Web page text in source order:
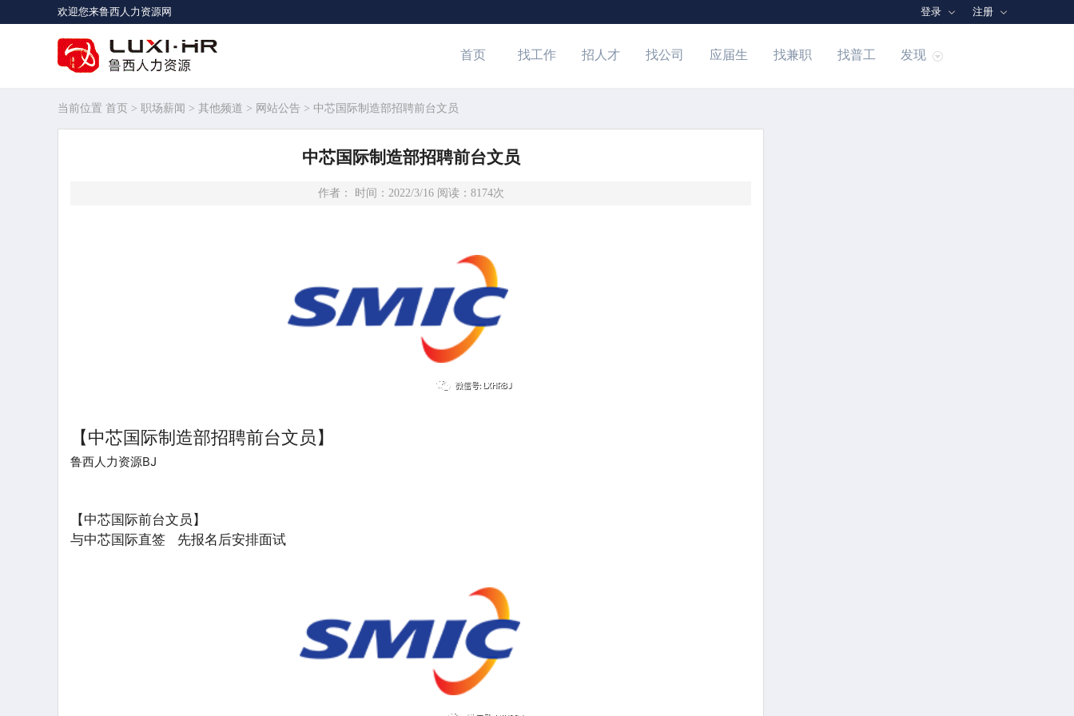
欢迎您来鲁西人力资源网 注册
登录
首页 找工作 招人才 找公司 应届生 找兼职 找普工 发现
当前位置 首页 > 职场薪闻 > 其他频道 > 网站公告 > 中芯国际制造部招聘前台文员
中芯国际制造部招聘前台文员
作者： 时间：2022/3/16 阅读：8174次
【中芯国际制造部招聘前台文员】
鲁西人力资源BJ
【中芯国际前台文员】
与中芯国际直签 先报名后安排面试